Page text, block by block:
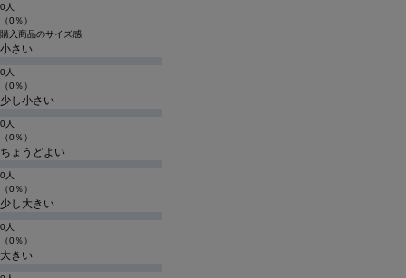
0人
（0％）
購入商品のサイズ感
小さい
0人
（0％）
少し小さい
0人
（0％）
ちょうどよい
0人
（0％）
少し大きい
0人
（0％）
大きい